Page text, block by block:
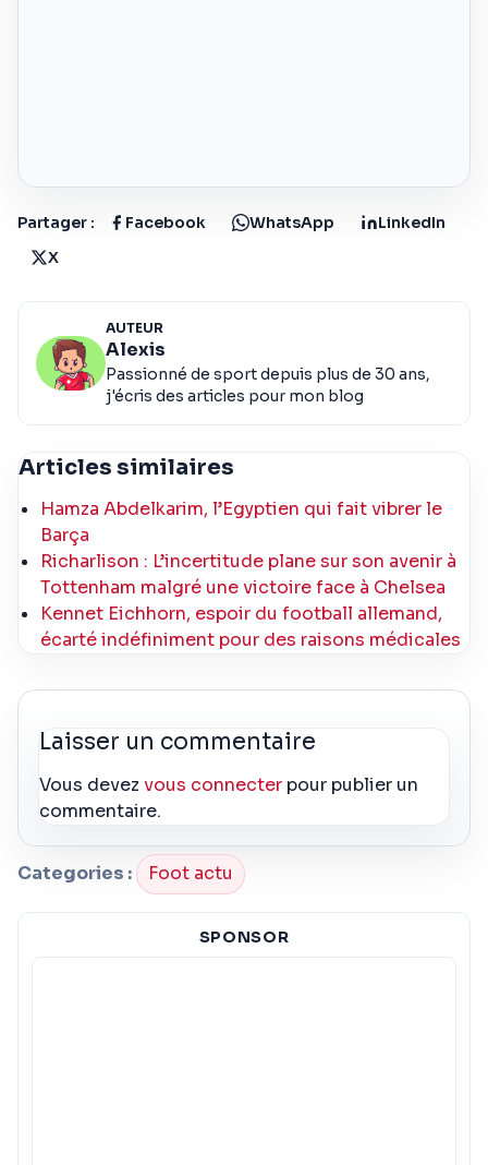
Partager : Facebook WhatsApp
LinkedIn
X
AUTEUR
Alexis
Passionné de sport depuis plus de 30 ans,
j'écris des articles pour mon blog
Articles similaires
Hamza Abdelkarim, l’Egyptien qui fait vibrer le
Barça
Richarlison : L’incertitude plane sur son avenir à
Tottenham malgré une victoire face à Chelsea
Kennet Eichhorn, espoir du football allemand,
écarté indéfiniment pour des raisons médicales
Laisser un commentaire
Vous devezvous connecter pour publier un
commentaire.
Categories : Foot actu
SPONSOR